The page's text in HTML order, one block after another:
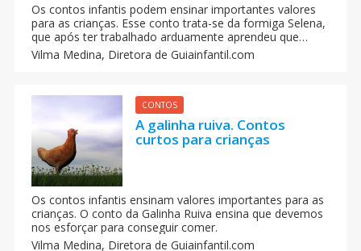
Os contos infantis podem ensinar importantes valores
para as crianças. Esse conto trata-se da formiga Selena,
que após ter trabalhado arduamente aprendeu que
também deve ter tempo para se divertir e para curtir a
família.
Vilma Medina, Diretora de Guiainfantil.com
CONTOS
A galinha ruiva. Contos
curtos para crianças
Os contos infantis ensinam valores importantes para as
crianças. O conto da Galinha Ruiva ensina que devemos
nos esforçar para conseguir comer.
Vilma Medina, Diretora de Guiainfantil.com